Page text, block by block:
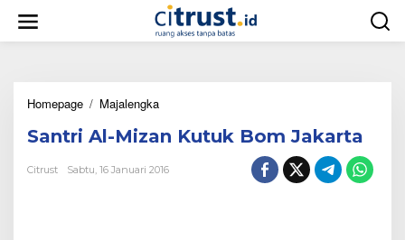
w
Homepage / Majalengka
n
r
Santri Al-Mizan Kutuk Bom Jakarta
Citrust Sabtu, 16 Januari 2016